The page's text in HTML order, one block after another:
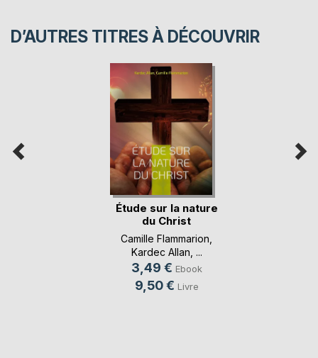
D’AUTRES TITRES À DÉCOUVRIR
Étude sur la nature
du Christ
Camille Flammarion
Kardec Allan , ...
3,49 € Ebook
9,50 € Livre